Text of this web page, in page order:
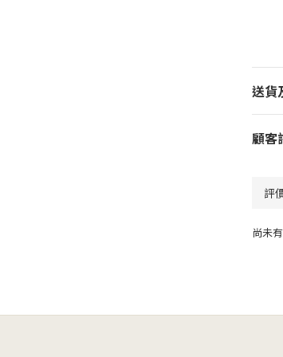
送貨
顧客
尚未